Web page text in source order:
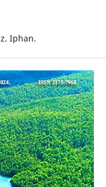
Iphan.